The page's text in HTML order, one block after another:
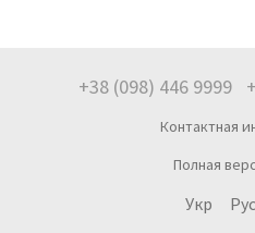
+38 (098) 446 9999
Контактная
Полная
Укр Рус